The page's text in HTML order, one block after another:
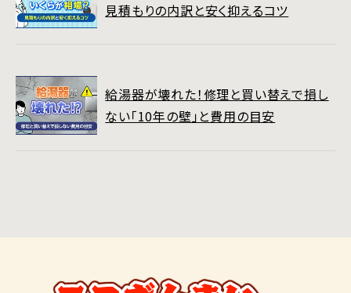
見積もりの内訳と安く抑えるコツ
給湯器が壊れた！修理と買い替えで損し
ない「10年の壁」と費用の目安